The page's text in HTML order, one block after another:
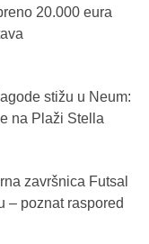
20.000 eura
stižu u Neum:
na Plaži Stella
završnica Futsal
– poznat raspored